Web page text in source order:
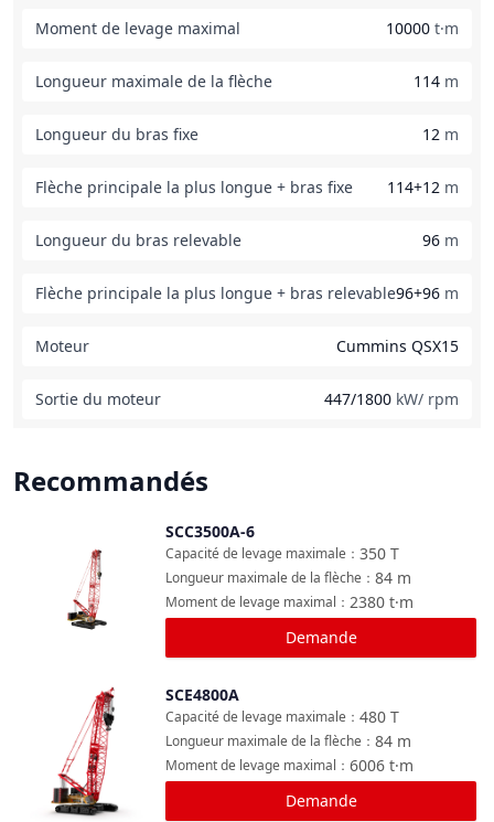
Moment de levage maximal 10000 t·m
Longueur maximale de la flèche 114 m
Longueur du bras fixe 12 m
Flèche principale la plus longue + bras fixe 114+12 m
Longueur du bras relevable 96 m
Flèche principale la plus longue + bras relevable96+96 m
Moteur Cummins QSX15
Sortie du moteur 447/1800 kW/ rpm
Recommandés
SCC3500A-6
350 T
Capacité de levage maximale ：
84 m
Longueur maximale de la flèche ：
2380 t·m
Moment de levage maximal ：
Demande
Comparer
SCE4800A
480 T
Capacité de levage maximale ：
84 m
Longueur maximale de la flèche ：
6006 t·m
Moment de levage maximal ：
Demande